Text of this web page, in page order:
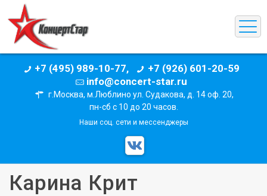
+7 (495) 989-10-77,
+7 (926) 601-20-59
info@concert-star.ru
г.Москва, м.Люблино ул. Судакова, д. 14 оф. 20,
пн-сб с 10 до 20 часов.
Наши соц. сети и мессенджеры
Карина Крит